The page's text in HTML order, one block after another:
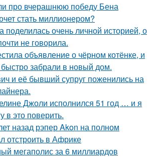
про вчерашнюю победу Бена
стать миллионером?
поделилась очень личной историей, о
не говорила.
объявление о чёрном котёнке, и
забрали в новый дом.
и её бывший супруг поженились на
Джоли исполнился 51 год … и я
в это поверить.
назад рэпер Akon на полном
отстроить в Африке
мегаполис за 6 миллиардов